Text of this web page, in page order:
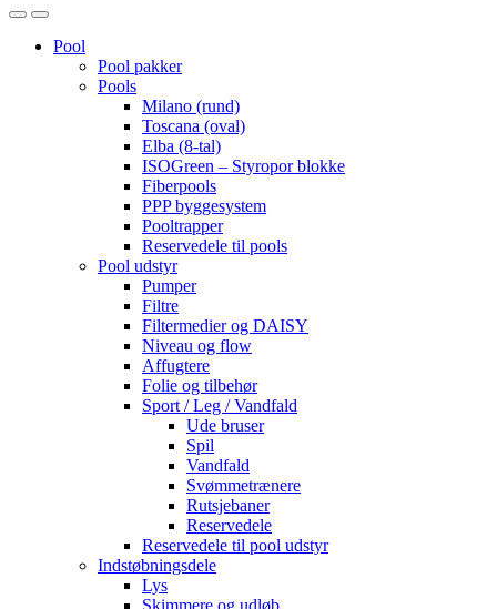
OpenClose
Pool
Pool pakker
Pools
Milano (rund)
Toscana (oval)
Elba (8-tal)
ISOGreen – Styropor blokke
Fiberpools
PPP byggesystem
Pooltrapper
Reservedele til pools
Pool udstyr
Pumper
Filtre
Filtermedier og DAISY
Niveau og flow
Affugtere
Folie og tilbehør
Sport / Leg / Vandfald
Ude bruser
Spil
Vandfald
Svømmetrænere
Rutsjebaner
Reservedele
Reservedele til pool udstyr
Indstøbningsdele
Lys
Skimmere og udløb